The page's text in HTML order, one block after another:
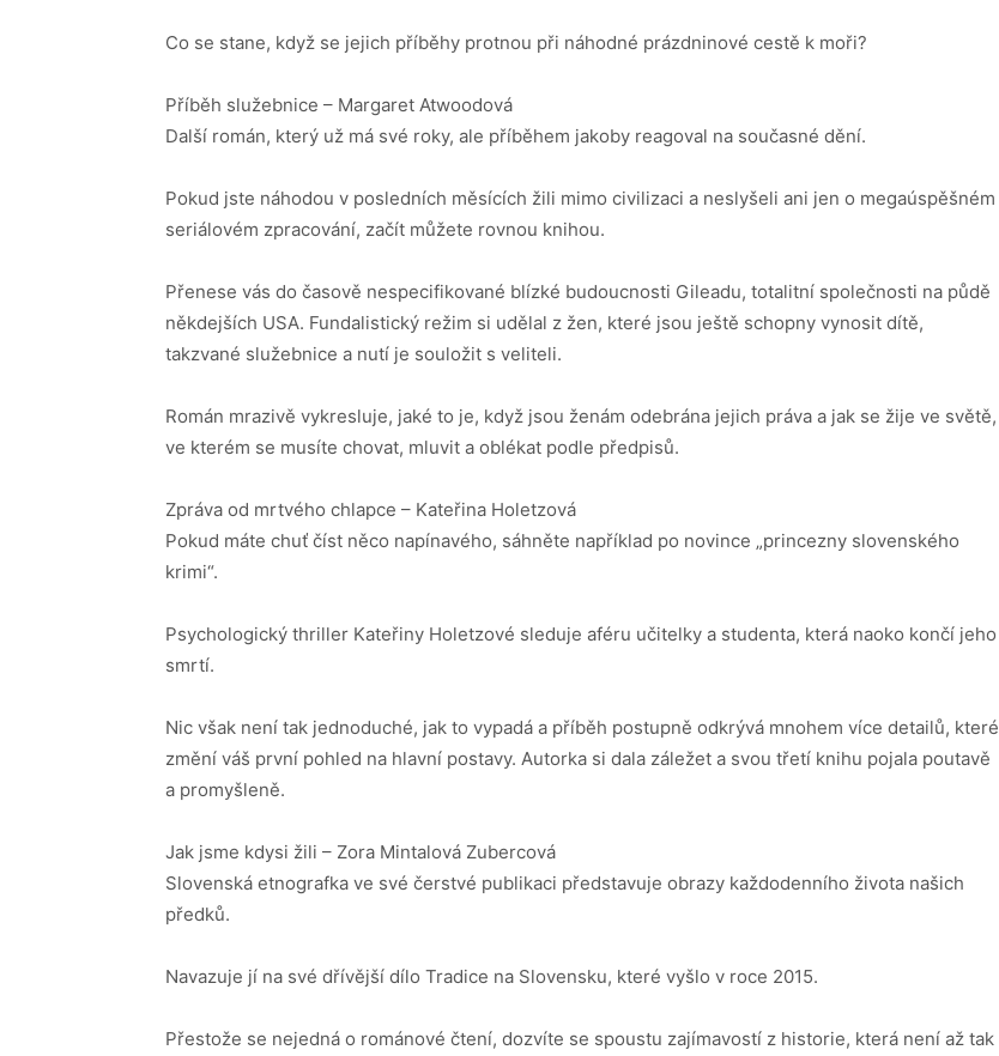
Co se stane, když se jejich příběhy protnou při náhodné prázdninové cestě k moři?
Příběh služebnice – Margaret Atwoodová
Další román, který už má své roky, ale příběhem jakoby reagoval na současné dění.
Pokud jste náhodou v posledních měsících žili mimo civilizaci a neslyšeli ani jen o megaúspěšném
seriálovém zpracování, začít můžete rovnou knihou.
Přenese vás do časově nespecifikované blízké budoucnosti Gileadu, totalitní společnosti na půdě
někdejších USA. Fundalistický režim si udělal z žen, které jsou ještě schopny vynosit dítě,
takzvané služebnice a nutí je souložit s veliteli.
Román mrazivě vykresluje, jaké to je, když jsou ženám odebrána jejich práva a jak se žije ve světě,
ve kterém se musíte chovat, mluvit a oblékat podle předpisů.
Zpráva od mrtvého chlapce – Kateřina Holetzová
Pokud máte chuť číst něco napínavého, sáhněte například po novince „princezny slovenského
krimi“.
Psychologický thriller Kateřiny Holetzové sleduje aféru učitelky a studenta, která naoko končí jeho
smrtí.
Nic však není tak jednoduché, jak to vypadá a příběh postupně odkrývá mnohem více detailů, které
změní váš první pohled na hlavní postavy. Autorka si dala záležet a svou třetí knihu pojala poutavě
a promyšleně.
Jak jsme kdysi žili – Zora Mintalová Zubercová
Slovenská etnografka ve své čerstvé publikaci představuje obrazy každodenního života našich
předků.
Navazuje jí na své dřívější dílo Tradice na Slovensku, které vyšlo v roce 2015.
Přestože se nejedná o románové čtení, dozvíte se spoustu zajímavostí z historie, která není až tak